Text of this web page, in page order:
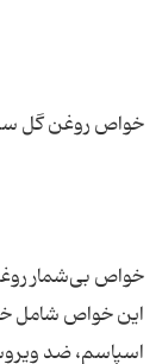
خواص بی‌شمار
این خواص شامل